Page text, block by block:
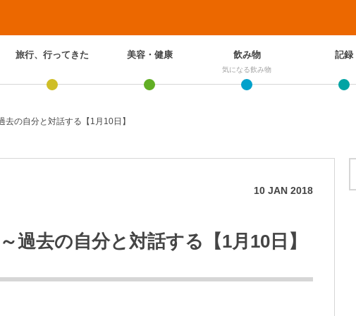
旅行、行ってきた 美容・健康 飲み物
気になる飲み物
記録
去の自分と対話する【1月10日】
10 JAN 2018
過去の自分と対話する【1月10日】